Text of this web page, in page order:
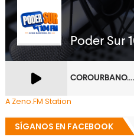
A Zeno.FM Station
SÍGANOS EN FACEBOOK